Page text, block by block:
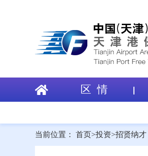
区 情
当前位置： 首页>投资>招贤纳才